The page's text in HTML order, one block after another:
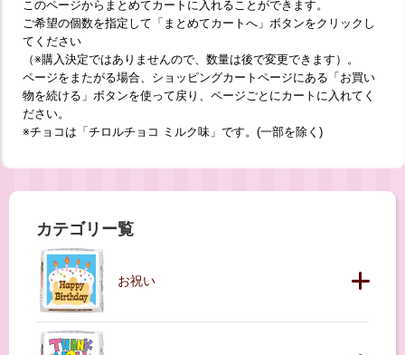
このページからまとめてカートに入れることができます。
ご希望の個数を指定して「まとめてカートへ」ボタンをクリックし
てください
（※購入決定ではありませんので、数量は後で変更できます）。
ページをまたがる場合、ショッピングカートページにある「お買い
物を続ける」ボタンを使って戻り、ページごとにカートに入れてく
ださい。
※チョコは「チロルチョコ ミルク味」です。(一部を除く)
カテゴリー覧
お祝い